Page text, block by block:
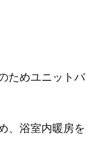
ためユニットバ
、浴室内暖房を